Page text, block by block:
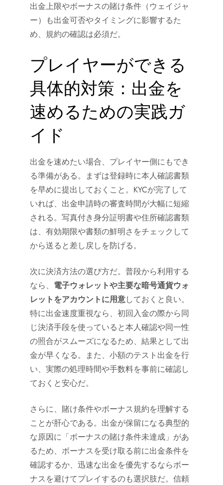
出金上限やボーナスの賭け条件（ウェイジャ
ー）も出金可否やタイミングに影響するた
め、規約の確認は必須だ。
プレイヤーができる
具体的対策：出金を
速めるための実践ガ
イド
出金を速めたい場合、プレイヤー側にもでき
る準備がある。まずは登録時に本人確認書類
を早めに提出しておくこと。KYCが完了して
いれば、出金申請時の審査時間が大幅に短縮
される。写真付き身分証明書や住所確認書類
は、有効期限や書類の鮮明さをチェックして
から送ると差し戻しを防げる。
次に決済方法の選び方だ。普段から利用する
なら、 電子ウォレットや主要な暗号通貨ウォ
レットをアカウントに用意しておくと良い。
特に出金速度重視なら、初回入金の際から同
じ決済手段を使っていると本人確認や同一性
の照合がスムーズになるため、結果として出
金が早くなる。また、小額のテスト出金を行
い、実際の処理時間や手数料を事前に確認し
ておくと安心だ。
さらに、賭け条件やボーナス規約を理解する
ことが肝心である。出金が保留になる典型的
な原因に「ボーナスの賭け条件未達成」があ
るため、ボーナスを受け取る前に出金条件を
確認するか、迅速な出金を優先するならボー
ナスを避けてプレイするのも選択肢だ。信頼